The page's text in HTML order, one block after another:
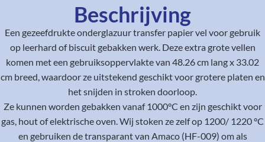
Beschrijving
Een gezeefdrukte onderglazuur transfer papier vel voor gebruik
op leerhard of biscuit gebakken werk. Deze extra grote vellen
komen met een gebruiksoppervlakte van 48.26 cm lang x 33.02
cm breed, waardoor ze uitstekend geschikt voor grotere platen en
het snijden in stroken doorloop.
Ze kunnen worden gebakken vanaf 1000°C en zijn geschikt voor
gas, hout of elektrische oven. Wij stoken ze zelf op 1200/ 1220 °C
en gebruiken de transparant van Amaco (HF-009) om als